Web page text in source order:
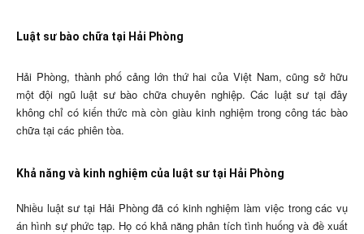
Luật sư bào chữa tại Hải Phòng
Hải Phòng, thành phố cảng lớn thứ hai của Việt Nam, cũng sở hữu
một đội ngũ luật sư bào chữa chuyên nghiệp. Các luật sư tại đây
không chỉ có kiến thức mà còn giàu kinh nghiệm trong công tác bào
chữa tại các phiên tòa.
Khả năng và kinh nghiệm của luật sư tại Hải Phòng
Nhiều luật sư tại Hải Phòng đã có kinh nghiệm làm việc trong các vụ
án hình sự phức tạp. Họ có khả năng phân tích tình huống và đề xuất